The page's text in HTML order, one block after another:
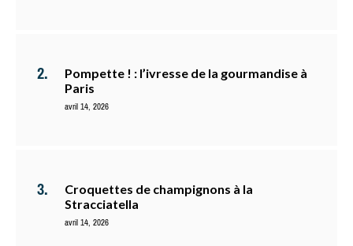
Pompette ! : l’ivresse de la gourmandise à
Paris
avril 14, 2026
Croquettes de champignons à la
Stracciatella
avril 14, 2026